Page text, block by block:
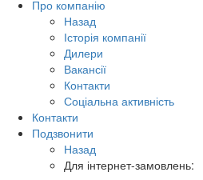
Про компанію
Назад
Історія компанії
Дилери
Вакансії
Контакти
Соціальна активність
Контакти
Подзвонити
Назад
Для інтернет-замовлень: